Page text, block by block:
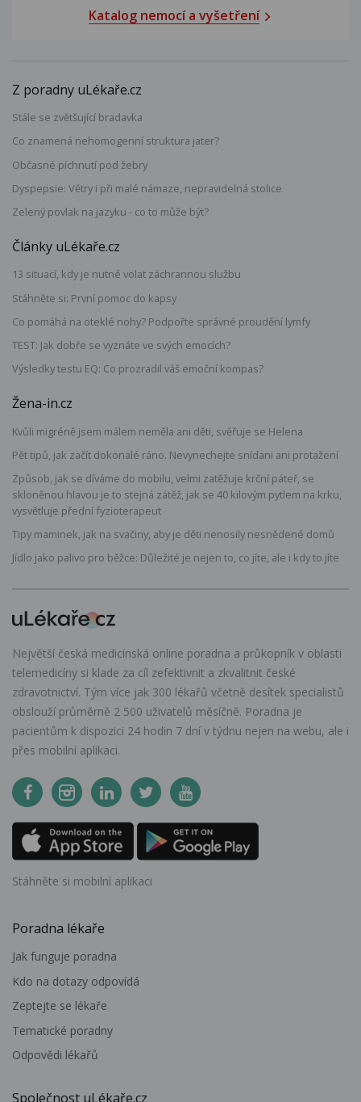
Katalog nemocí a vyšetření
Z poradny uLékaře.cz
Stále se zvětšující bradavka
Co znamená nehomogenní struktura jater?
Občasné píchnutí pod žebry
Dyspepsie: Větry i při malé námaze, nepravidelná stolice
Zelený povlak na jazyku - co to může být?
Články uLékaře.cz
13 situací, kdy je nutné volat záchrannou službu
Stáhněte si: První pomoc do kapsy
Co pomáhá na oteklé nohy? Podpořte správné proudění lymfy
TEST: Jak dobře se vyznáte ve svých emocích?
Výsledky testu EQ: Co prozradil váš emoční kompas?
Žena-in.cz
Kvůli migréně jsem málem neměla ani děti, svěřuje se Helena
Pět tipů, jak začít dokonalé ráno. Nevynechejte snídani ani protažení
Způsob, jak se díváme do mobilu, velmi zatěžuje krční páteř, se
skloněnou hlavou je to stejná zátěž, jak se 40 kilovým pytlem na krku,
vysvětluje přední fyzioterapeut
Tipy maminek, jak na svačiny, aby je děti nenosily nesnědené domů
Jídlo jako palivo pro běžce: Důležité je nejen to, co jíte, ale i kdy to jíte
Největší česká medicínská online poradna a průkopník v oblasti
telemedicíny si klade za cíl zefektivnit a zkvalitnit české
zdravotnictví. Tým více jak 300 lékařů včetně desítek specialistů
obslouží průměrně 2 500 uživatelů měsíčně. Poradna je
pacientům k dispozici 24 hodin 7 dní v týdnu nejen na webu, ale i
přes mobilní aplikaci.
Stáhněte si mobilní aplikaci
Poradna lékaře
Jak funguje poradna
Kdo na dotazy odpovídá
Zeptejte se lékaře
Tematické poradny
Odpovědi lékařů
Společnost uLékaře.cz